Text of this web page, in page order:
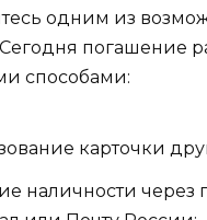
одним из
погашение
способами:
карточки
наличности через